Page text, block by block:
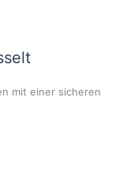
mit einer sicheren